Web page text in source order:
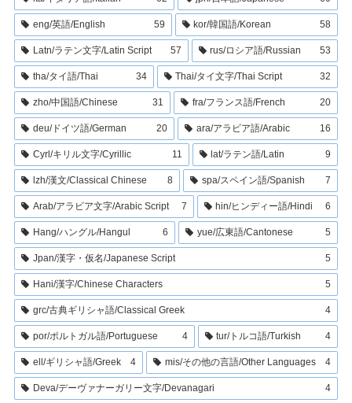
eng/英語/English 59 kor/韓国語/Korean 58
Latn/ラテン文字/Latin Script 57 rus/ロシア語/Russian 53
tha/タイ語/Thai 34 Thai/タイ文字/Thai Script 32
zho/中国語/Chinese 31 fra/フランス語/French 20
deu/ドイツ語/German 20 ara/アラビア語/Arabic 16
Cyrl/キリル文字/Cyrillic 11 lat/ラテン語/Latin 9
lzh/漢文/Classical Chinese 8 spa/スペイン語/Spanish 7
Arab/アラビア文字/Arabic Script 7 hin/ヒンディー語/Hindi 6
Hang/ハングル/Hangul 6 yue/広東語/Cantonese 5
Jpan/漢字・仮名/Japanese Script 5
Hani/漢字/Chinese Characters 5
grc/古典ギリシャ語/Classical Greek 4
por/ポルトガル語/Portuguese 4 tur/トルコ語/Turkish 4
ell/ギリシャ語/Greek 4 mis/その他の言語/Other Languages 4
Deva/デーヴァナーガリー文字/Devanagari 4